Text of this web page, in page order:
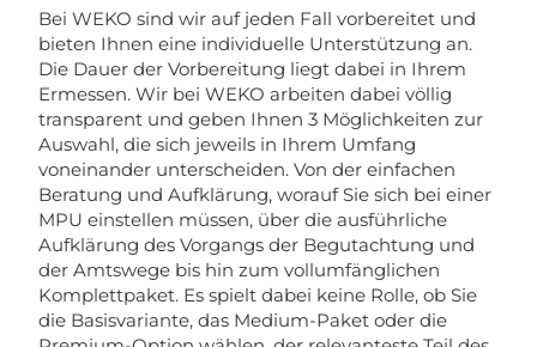
Bei WEKO sind wir auf jeden Fall vorbereitet und
bieten Ihnen eine individuelle Unterstützung an.
Die Dauer der Vorbereitung liegt dabei in Ihrem
Ermessen. Wir bei WEKO arbeiten dabei völlig
transparent und geben Ihnen 3 Möglichkeiten zur
Auswahl, die sich jeweils in Ihrem Umfang
voneinander unterscheiden. Von der einfachen
Beratung und Aufklärung, worauf Sie sich bei einer
MPU einstellen müssen, über die ausführliche
Aufklärung des Vorgangs der Begutachtung und
der Amtswege bis hin zum vollumfänglichen
Komplettpaket. Es spielt dabei keine Rolle, ob Sie
die Basisvariante, das Medium-Paket oder die